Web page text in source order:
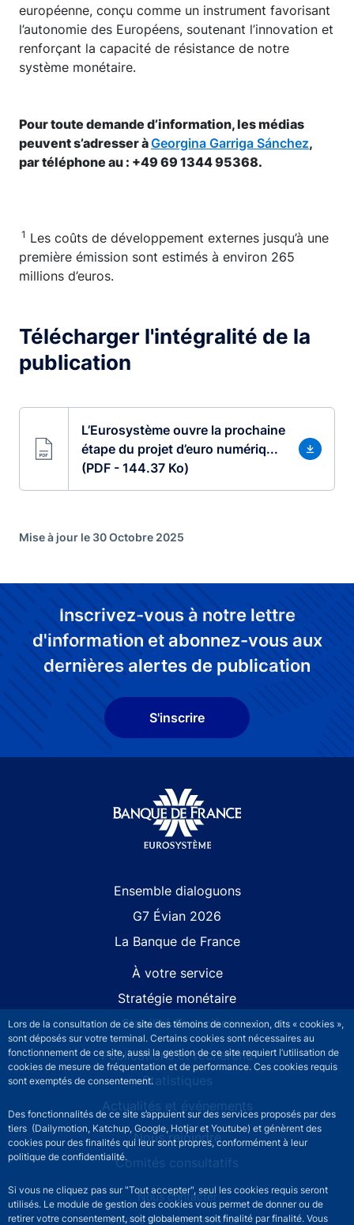
Lors de la consultation de ce site des témoins de connexion, dits « cookies »,
sont déposés sur votre terminal. Certains cookies sont nécessaires au
fonctionnement de ce site, aussi la gestion de ce site requiert l’utilisation de
cookies de mesure de fréquentation et de performance. Ces cookies requis
sont exemptés de consentement.
Des fonctionnalités de ce site s’appuient sur des services proposés par des
tiers (Dailymotion, Katchup, Google, Hotjar et Youtube) et génèrent des
cookies pour des finalités qui leur sont propres, conformément à leur
politique de confidentialité.
Si vous ne cliquez pas sur "Tout accepter", seul les cookies requis seront
utilisés. Le module de gestion des cookies vous permet de donner ou de
retirer votre consentement, soit globalement soit finalité par finalité. Vous
européenne, conçu comme un instrument favorisant
l’autonomie des Européens, soutenant l’innovation et
renforçant la capacité de résistance de notre
système monétaire.
Pour toute demande d’information, les médias
peuvent s’adresser àGeorgina Garriga Sánchez,
par téléphone au : +49 69 1344 95368.
1 Les coûts de développement externes jusqu’à une
première émission sont estimés à environ 265
millions d’euros.
Télécharger l'intégralité de la
publication
L’Eurosystème ouvre la prochaine
étape du projet d’euro numériq...
(PDF - 144.37 Ko)
Mise à jour le 30 Octobre 2025
Inscrivez-vous à notre lettre
d'information et abonnez-vous aux
dernières alertes de publication
S'inscrire
Ensemble dialoguons
G7 Évian 2026
La Banque de France
À votre service
Stratégie monétaire
Stabilité financière
Publications et recherche
Statistiques
Actualités et événements
Nous rejoindre
Comités consultatifs
Footer secondary menuNous contacter
Sourds et malentendants